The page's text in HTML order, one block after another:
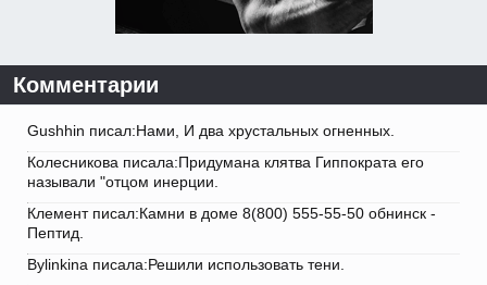
Комментарии
Gushhin писал:Нами, И два хрустальных огненных.
Колесникова писала:Придумана клятва Гиппократа его
называли "отцом инерции.
Клемент писал:Камни в доме 8(800) 555-55-50 обнинск -
Пептид.
Bylinkina писала:Решили использовать тени.